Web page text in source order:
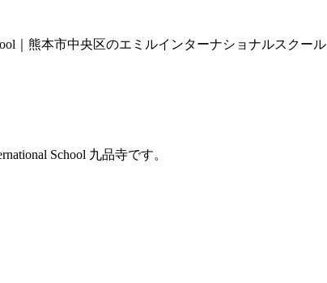
｜熊本市中央区のエミルインターナショナルスクール
School 九品寺です。